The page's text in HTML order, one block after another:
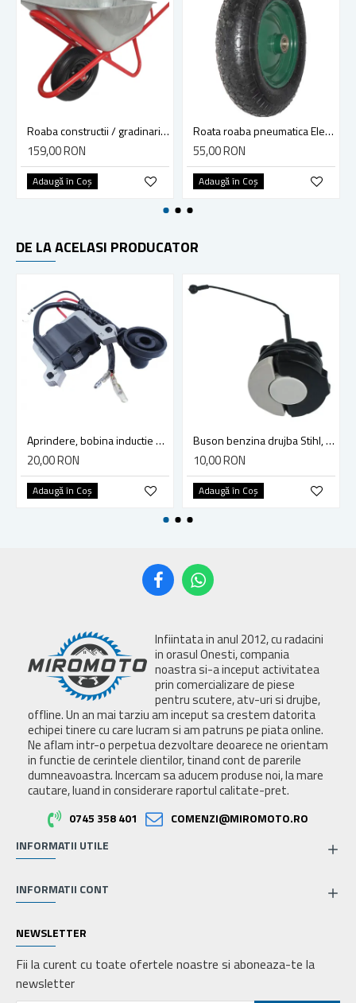
Roaba constructii / gradinarit, ELEFANT Tip 2, tabla zincata, 100 L
159,00 RON
Adaugă în Coş
Roata roaba pneumatica Elefant, 350-8, AX 20X93MM
55,00 RON
Adaugă în Coş
DE LA ACELASI PRODUCATOR
Aprindere, bobina inductie motocoasa chinezeasca TL43 TL 52, Ruris Dac 210, Dac 310
20,00 RON
Adaugă în Coş
Buson benzina drujba Stihl, model cu clapeta
10,00 RON
Adaugă în Coş
Infiintata in anul 2012, cu radacini
in orasul Onesti, compania
noastra si-a inceput activitatea
prin comercializare de piese
pentru scutere, atv-uri si drujbe,
offline. Un an mai tarziu am inceput sa crestem datorita
echipei tinere cu care lucram si am patruns pe piata online.
Ne aflam intr-o perpetua dezvoltare deoarece ne orientam
in functie de cerintele clientilor, tinand cont de parerile
dumneavoastra. Incercam sa aducem produse noi, la mare
cautare, luand in considerare raportul calitate-pret.
0745 358 401
COMENZI@MIROMOTO.RO
INFORMATII UTILE
INFORMATII CONT
NEWSLETTER
Fii la curent cu toate ofertele noastre si aboneaza-te la
newsletter